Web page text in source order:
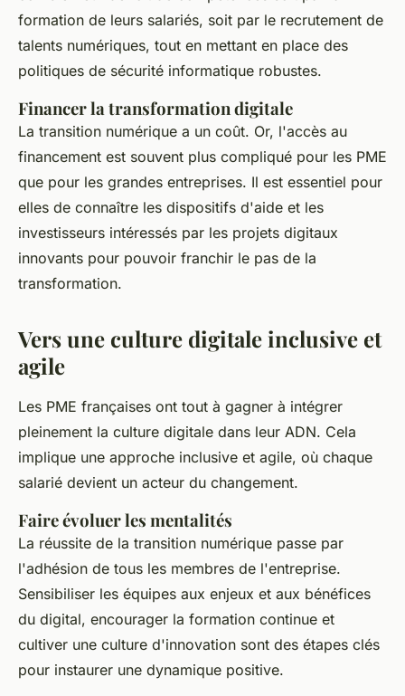
formation de leurs salariés, soit par le recrutement de
talents numériques, tout en mettant en place des
politiques de sécurité informatique robustes.
Financer la transformation digitale
La transition numérique a un coût. Or, l'accès au
financement est souvent plus compliqué pour les PME
que pour les grandes entreprises. Il est essentiel pour
elles de connaître les dispositifs d'aide et les
investisseurs intéressés par les projets digitaux
innovants pour pouvoir franchir le pas de la
transformation.
Vers une culture digitale inclusive et
agile
Les PME françaises ont tout à gagner à intégrer
pleinement la culture digitale dans leur ADN. Cela
implique une approche inclusive et agile, où chaque
salarié devient un acteur du changement.
Faire évoluer les mentalités
La réussite de la transition numérique passe par
l'adhésion de tous les membres de l'entreprise.
Sensibiliser les équipes aux enjeux et aux bénéfices
du digital, encourager la formation continue et
cultiver une culture d'innovation sont des étapes clés
pour instaurer une dynamique positive.